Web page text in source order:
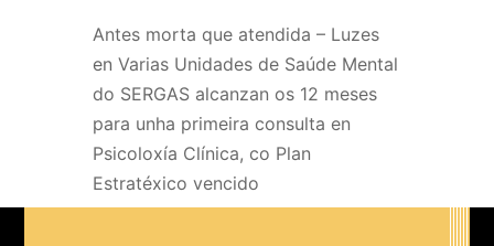
Antes morta que atendida – Luzes
en Varias Unidades de Saúde Mental
do SERGAS alcanzan os 12 meses
para unha primeira consulta en
Psicoloxía Clínica, co Plan
Estratéxico vencido